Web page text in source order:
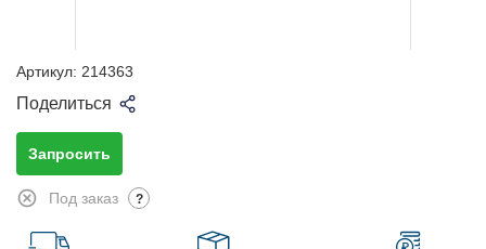
Артикул: 214363
Поделиться
Запросить
Под заказ ?